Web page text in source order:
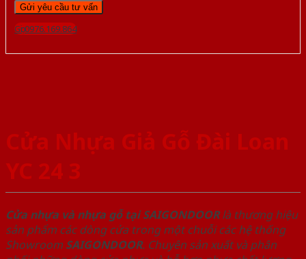
Gọi 0976.169.864
Cửa Nhựa Giả Gỗ Đài Loan
YC 24 3
Cửa nhựa và nhựa gỗ tại SAIGONDOORlà thương hiệu
sản phẩm các dòng cửa trong một chuỗi các hệ thống
Showroom SAIGONDOOR. Chuyên sản xuất và phân